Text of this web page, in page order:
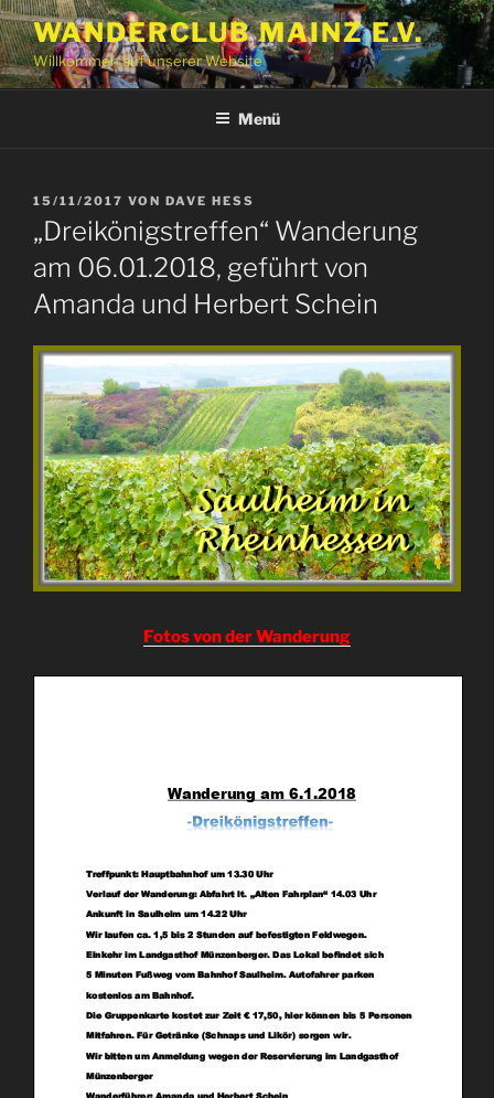
Zum
Inhalt
springen
WANDERCLUB MAINZ E.V.
Willkommen auf unserer Website
Menü
VERÖFFENTLICHT
AM
15/11/2017 VON DAVE HESS
„Dreikönigstreffen“ Wanderung
am 06.01.2018, geführt von
Amanda und Herbert Schein
Fotos von der Wanderung